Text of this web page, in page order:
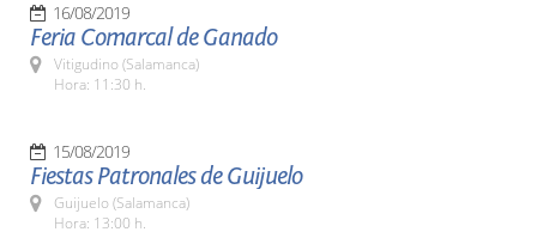
16/08/2019
Feria Comarcal de Ganado
Vitigudino (Salamanca)
Hora: 11:30 h.
15/08/2019
Fiestas Patronales de Guijuelo
Guijuelo (Salamanca)
Hora: 13:00 h.